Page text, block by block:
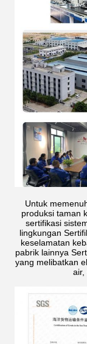
Untuk
produksi taman
sertifikasi
lingkungan
keselamatan
pabrik lainnya
yang melibatkan
air,